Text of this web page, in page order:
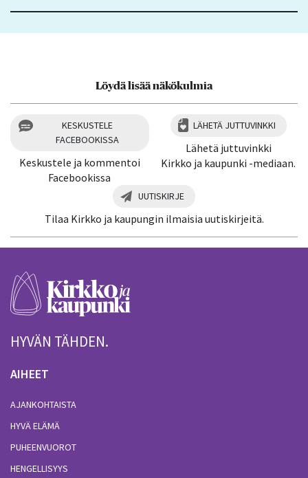
Löydä lisää näkökulmia
KESKUSTELE
FACEBOOKISSA
Keskustele ja kommentoi
Facebookissa
LÄHETÄ JUTTUVINKKI
Lähetä juttuvinkki
Kirkko ja kaupunki -mediaan.
UUTISKIRJE
Tilaa Kirkko ja kaupungin ilmaisia uutiskirjeitä.
HYVÄN TÄHDEN.
AIHEET
AJANKOHTAISTA
HYVÄ ELÄMÄ
PUHEENVUOROT
HENGELLISYYS